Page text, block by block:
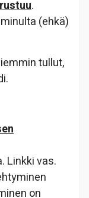
.
(ehkä)
tullut,
Linkki vas.
on